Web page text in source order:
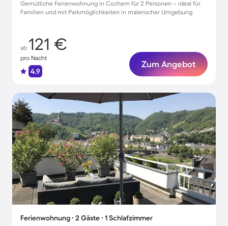
Gemütliche Ferienwohnung in Cochem für 2 Personen – ideal für
Familien und mit Parkmöglichkeiten in malerischer Umgebung
ab 121 €
pro Nacht
4.9
Zum Angebot
Ferienwohnung ∙ 2 Gäste ∙ 1 Schlafzimmer